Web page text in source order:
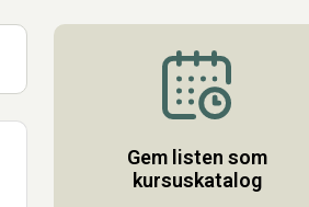
Gem listen som
kursuskatalog